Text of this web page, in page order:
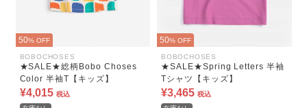
50% OFF
BOBOCHOSES
★SALE★総柄Bobo Choses
Color 半袖T【キッズ】
¥4,015 税込
50% OFF
BOBOCHOSES
★SALE★Spring Letters 半袖
Tシャツ【キッズ】
¥3,465 税込